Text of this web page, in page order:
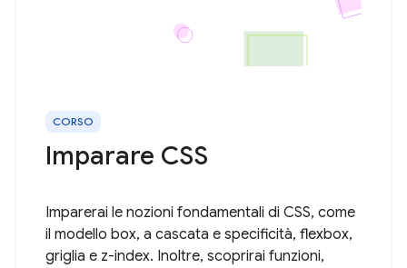
CORSO
Imparare CSS
Imparerai le nozioni fondamentali di CSS, come
il modello box, a cascata e specificità, flexbox,
griglia e z-index. Inoltre, scoprirai funzioni,